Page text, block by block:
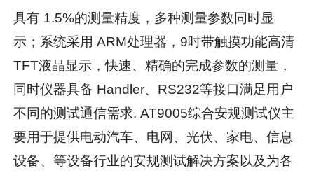
具有 1.5%的测量精度，多种测量参数同时显
示；系统采用 ARM处理器，9吋带触摸功能高清
TFT液晶显示，快速、精确的完成参数的测量，
同时仪器具备 Handler、RS232等接口满足用户
不同的测试通信需求. AT9005综合安规测试仪主
要用于提供电动汽车、电网、光伏、家电、信息
设备、等设备行业的安规测试解决方案以及为各